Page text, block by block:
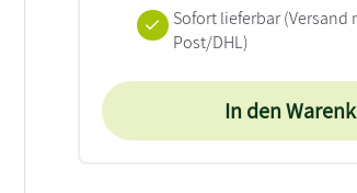
Sofort lieferbar(Versand
Post/DHL)
In den